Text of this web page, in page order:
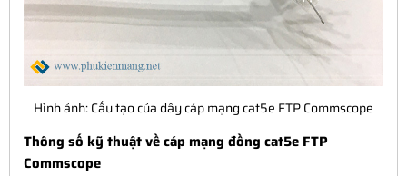
Hình ảnh: Cấu tạo của dây cáp mạng cat5e FTP Commscope
Thông số kỹ thuật về cáp mạng đồng cat5e FTP
Commscope